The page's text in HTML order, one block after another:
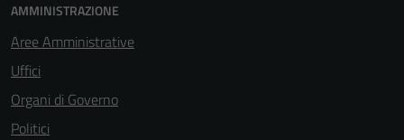
AMMINISTRAZIONE
Aree Amministrative
Uffici
Organi di Governo
Politici